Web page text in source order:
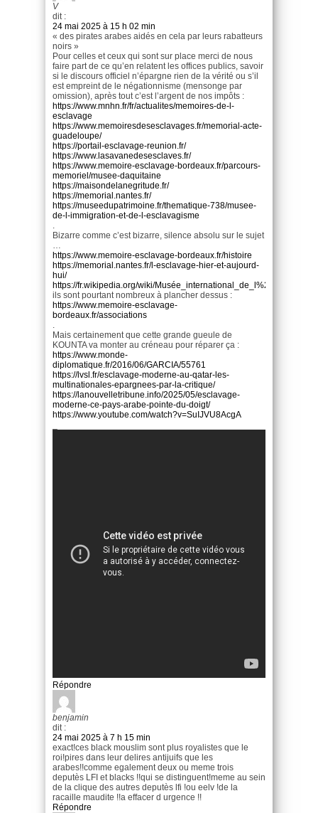
V
dit :
24 mai 2025 à 15 h 02 min
« des pirates arabes aidés en cela par leurs rabatteurs
noirs »
Pour celles et ceux qui sont sur place merci de nous
faire part de ce qu’en relatent les offices publics, savoir
si le discours officiel n’épargne rien de la vérité ou s’il
est empreint de le négationnisme (mensonge par
omission), après tout c’est l’argent de nos impôts :
https://www.mnhn.fr/fr/actualites/memoires-de-l-
esclavage
https://www.memoiresdesesclavages.fr/memorial-acte-
guadeloupe/
https://portail-esclavage-reunion.fr/
https://www.lasavanedesesclaves.fr/
https://www.memoire-esclavage-bordeaux.fr/parcours-
memoriel/musee-daquitaine
https://maisondelanegritude.fr/
https://memorial.nantes.fr/
https://museedupatrimoine.fr/thematique-738/musee-
de-l-immigration-et-de-l-esclavagisme
.
Bizarre comme c’est bizarre, silence absolu sur le sujet
…
https://www.memoire-esclavage-bordeaux.fr/histoire
https://memorial.nantes.fr/l-esclavage-hier-et-aujourd-
hui/
https://fr.wikipedia.org/wiki/Musée_international_de_l%27esclavage
ils sont pourtant nombreux à plancher dessus :
https://www.memoire-esclavage-
bordeaux.fr/associations
.
Mais certainement que cette grande gueule de
KOUNTA va monter au créneau pour réparer ça :
https://www.monde-
diplomatique.fr/2016/06/GARCIA/55761
https://lvsl.fr/esclavage-moderne-au-qatar-les-
multinationales-epargnees-par-la-critique/
https://lanouvelletribune.info/2025/05/esclavage-
moderne-ce-pays-arabe-pointe-du-doigt/
https://www.youtube.com/watch?v=SuIJVU8AcgA
Répondre
benjamin
dit :
24 mai 2025 à 7 h 15 min
exact!ces black mouslim sont plus royalistes que le
roi!pires dans leur delires antijuifs que les
arabes!!comme egalement deux ou meme trois
deputès LFI et blacks !!qui se distinguent!meme au sein
de la clique des autres deputès lfi !ou eelv !de la
racaille maudite !!a effacer d urgence !!
Répondre